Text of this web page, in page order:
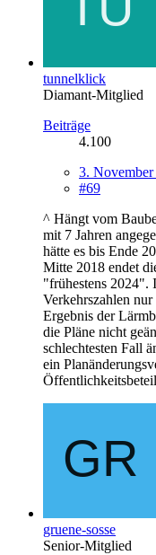
tunnelklick
Diamant-Mitglied
Beiträge
4.100
3.
#69
^ Hängt vom
mit 7 Jahren
hätte es bis Ende
Mitte 2018 endet
"frühestens 2024".
Verkehrszahlen
Ergebnis der
die Pläne nicht
schlechtesten Fall
ein
gruene-sosse
Senior-Mitglied